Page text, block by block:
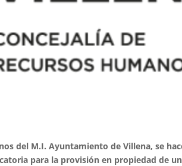
del M.I. Ayuntamiento de Villena, se
para la provisión en propiedad de